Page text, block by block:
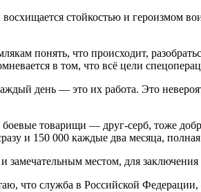
стойкостью и героизмом
понять, что происходит,
в том, что всё цели
день — это их работа. Это
товарищи — друг-серб, тоже
и 150 000 каждые два месяца,
местом, для заключения
что служба в Российской